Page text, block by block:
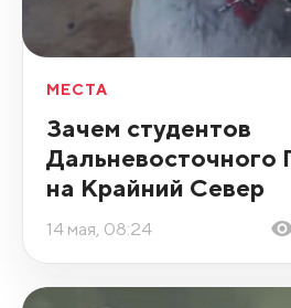
МЕСТА
Зачем студентов
Дальневосточного
на Крайний Север
14 мая, 08:24